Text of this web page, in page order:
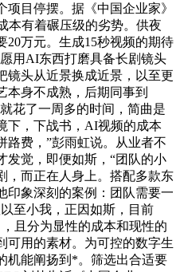
项目停摆。据《中国企业家》
本有着碾压级的劣势。供夜
20万元。生成15秒视频的期待
用AI东西打磨具备长剧镜头
镜头从近景换成近景，以至更
本身不成熟，后期同事到
花了一周多的时间，简曲是
下，下战书，AI视频的成本
路费，”彭雨虹说。从业者不
发觉，即便如斯，“团队的小
，而正在人身上。搭配多款东
印象深刻的案例：团队需要一
至小我，正因如斯，目前
，且分为显性的成本和现性的
可用的素材。为可控的数字生
机能阐扬到*。筛选出合适要